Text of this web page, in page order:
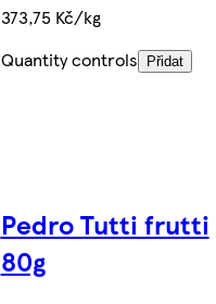
373,75 Kč/kg
Quantity controls
Přidat
Pedro Tutti frutti
80g